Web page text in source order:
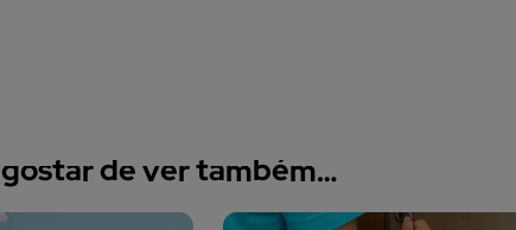
gostar de ver também…